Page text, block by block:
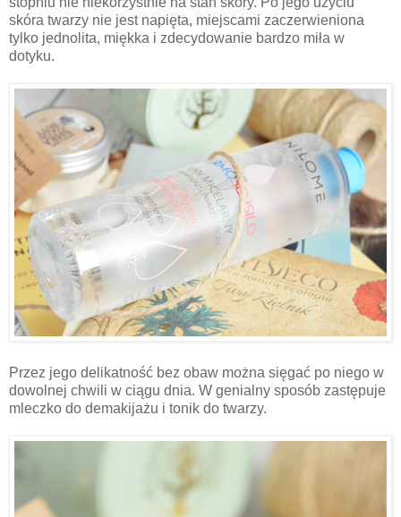
skóra twarzy nie jest napięta, miejscami zaczerwieniona
tylko jednolita, miękka i zdecydowanie bardzo miła w
dotyku.
Przez jego delikatność bez obaw można sięgać po niego w
dowolnej chwili w ciągu dnia. W genialny sposób zastępuje
mleczko do demakijażu i tonik do twarzy.